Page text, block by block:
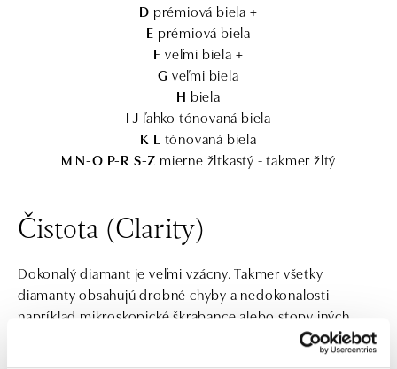
D prémiová biela +
E prémiová biela
F veľmi biela +
G veľmi biela
H biela
I J ľahko tónovaná biela
K L tónovaná biela
M N-O P-R S-Z mierne žltkastý - takmer žltý
Čistota (Clarity)
Dokonalý diamant je veľmi vzácny. Takmer všetky
diamanty obsahujú drobné chyby a nedokonalosti -
napríklad mikroskopické škrabance alebo stopy iných
minerálov. Diamant sa nazýva "bezchybný", ak pri
skúmaní skúseným odborníkom pri desaťnásobnom